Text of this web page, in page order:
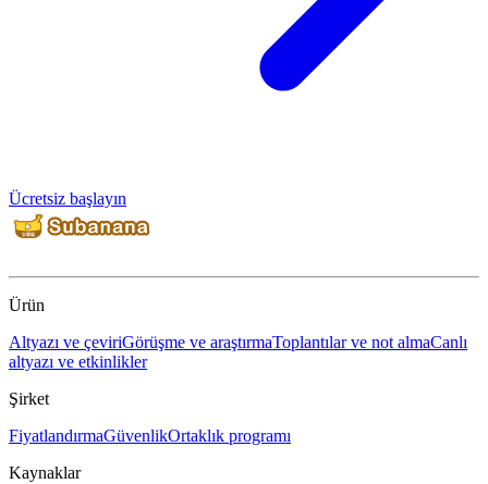
Ücretsiz başlayın
Ürün
Altyazı ve çeviriGörüşme ve araştırmaToplantılar ve not almaCanlı
altyazı ve etkinlikler
Şirket
FiyatlandırmaGüvenlikOrtaklık programı
Kaynaklar